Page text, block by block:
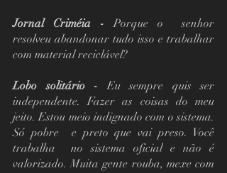
Jornal Criméia - Porque o  senhor
resolveu abandonar tudo isso e trabalhar
com material reciclável?
Lobo solitário - Eu sempre quis ser
independente. Fazer as coisas do meu
jeito. Estou meio indignado com o sistema.
Só pobre  e preto que vai preso. Você
trabalha  no sistema oficial e não é
valorizado. Muita gente rouba, mexe com